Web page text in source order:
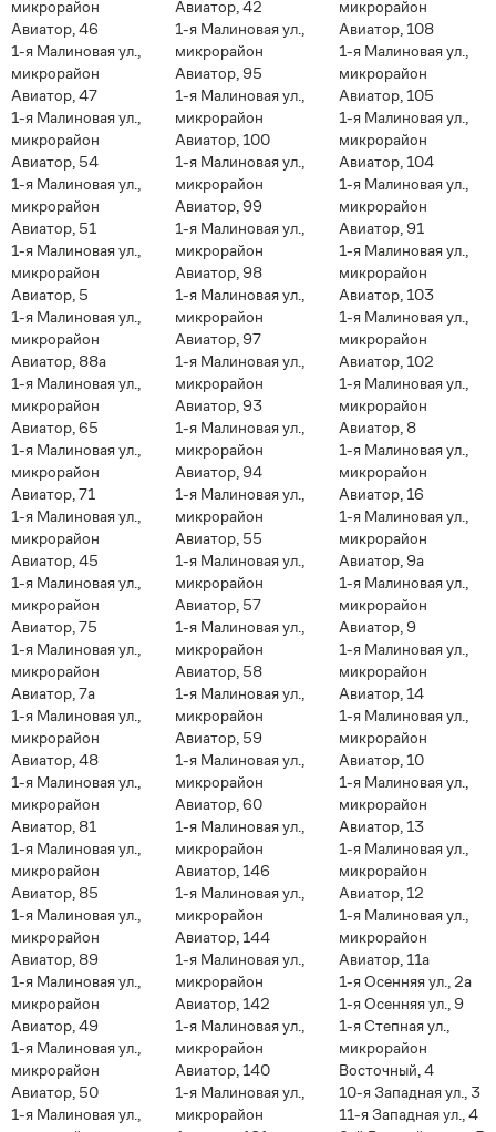
микрорайон
Авиатор, 46
1-я Малиновая ул.,
микрорайон
Авиатор, 47
1-я Малиновая ул.,
микрорайон
Авиатор, 54
1-я Малиновая ул.,
микрорайон
Авиатор, 51
1-я Малиновая ул.,
микрорайон
Авиатор, 5
1-я Малиновая ул.,
микрорайон
Авиатор, 88а
1-я Малиновая ул.,
микрорайон
Авиатор, 65
1-я Малиновая ул.,
микрорайон
Авиатор, 71
1-я Малиновая ул.,
микрорайон
Авиатор, 45
1-я Малиновая ул.,
микрорайон
Авиатор, 75
1-я Малиновая ул.,
микрорайон
Авиатор, 7а
1-я Малиновая ул.,
микрорайон
Авиатор, 48
1-я Малиновая ул.,
микрорайон
Авиатор, 81
1-я Малиновая ул.,
микрорайон
Авиатор, 85
1-я Малиновая ул.,
микрорайон
Авиатор, 89
1-я Малиновая ул.,
микрорайон
Авиатор, 49
1-я Малиновая ул.,
микрорайон
Авиатор, 50
1-я Малиновая ул.,
Авиатор, 42
1-я Малиновая ул.,
микрорайон
Авиатор, 95
1-я Малиновая ул.,
микрорайон
Авиатор, 100
1-я Малиновая ул.,
микрорайон
Авиатор, 99
1-я Малиновая ул.,
микрорайон
Авиатор, 98
1-я Малиновая ул.,
микрорайон
Авиатор, 97
1-я Малиновая ул.,
микрорайон
Авиатор, 93
1-я Малиновая ул.,
микрорайон
Авиатор, 94
1-я Малиновая ул.,
микрорайон
Авиатор, 55
1-я Малиновая ул.,
микрорайон
Авиатор, 57
1-я Малиновая ул.,
микрорайон
Авиатор, 58
1-я Малиновая ул.,
микрорайон
Авиатор, 59
1-я Малиновая ул.,
микрорайон
Авиатор, 60
1-я Малиновая ул.,
микрорайон
Авиатор, 146
1-я Малиновая ул.,
микрорайон
Авиатор, 144
1-я Малиновая ул.,
микрорайон
Авиатор, 142
1-я Малиновая ул.,
микрорайон
Авиатор, 140
1-я Малиновая ул.,
микрорайон
микрорайон
Авиатор, 108
1-я Малиновая ул.,
микрорайон
Авиатор, 105
1-я Малиновая ул.,
микрорайон
Авиатор, 104
1-я Малиновая ул.,
микрорайон
Авиатор, 91
1-я Малиновая ул.,
микрорайон
Авиатор, 103
1-я Малиновая ул.,
микрорайон
Авиатор, 102
1-я Малиновая ул.,
микрорайон
Авиатор, 8
1-я Малиновая ул.,
микрорайон
Авиатор, 16
1-я Малиновая ул.,
микрорайон
Авиатор, 9а
1-я Малиновая ул.,
микрорайон
Авиатор, 9
1-я Малиновая ул.,
микрорайон
Авиатор, 14
1-я Малиновая ул.,
микрорайон
Авиатор, 10
1-я Малиновая ул.,
микрорайон
Авиатор, 13
1-я Малиновая ул.,
микрорайон
Авиатор, 12
1-я Малиновая ул.,
микрорайон
Авиатор, 11а
1-я Осенняя ул., 2а
1-я Осенняя ул., 9
1-я Степная ул.,
микрорайон
Восточный, 4
10-я Западная ул., 3
11-я Западная ул., 4